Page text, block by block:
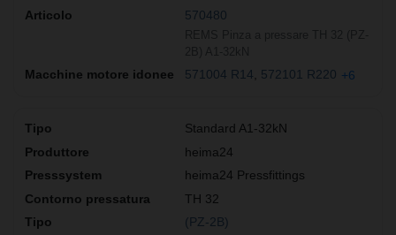
570480
571004 R14 572101 R220 +6
Standard A1-32kN
heima24
heima24 Pressfittings
TH 32
(PZ-2B)